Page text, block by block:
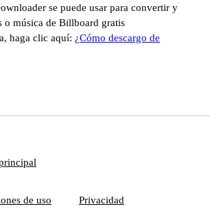
se puede usar para convertir y
o música de Billboard gratis
haga clic aquí: ¿Cómo descargo de
de uso Privacidad